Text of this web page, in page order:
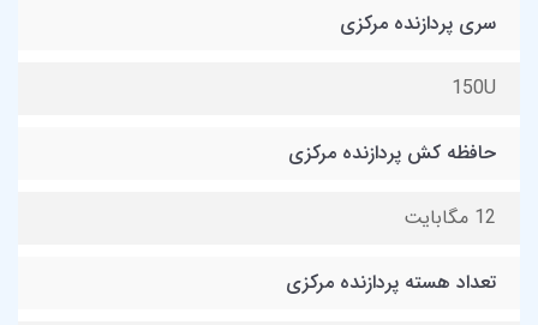
سری پردازنده مرکزی
150U
حافظه کش پردازنده مرکزی
12 مگابایت
تعداد هسته پردازنده مرکزی